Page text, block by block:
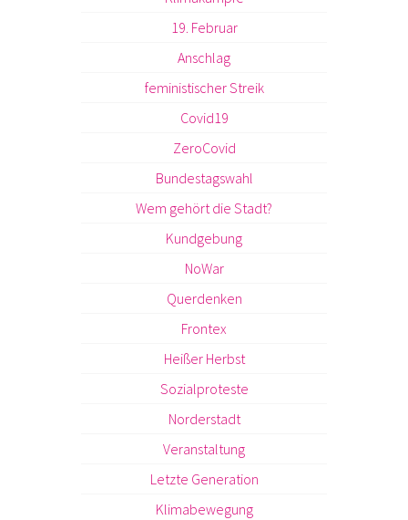
19. Februar
Anschlag
feministischer Streik
Covid19
ZeroCovid
Bundestagswahl
Wem gehört die Stadt?
Kundgebung
NoWar
Querdenken
Frontex
Heißer Herbst
Sozialproteste
Norderstadt
Veranstaltung
Letzte Generation
Klimabewegung